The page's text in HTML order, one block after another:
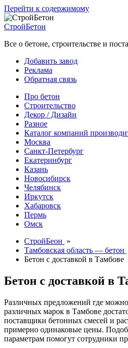
Перейти к содержимому
СтройБетон
Все о бетоне, строительстве и
Добавить завод
Реклама
Обратная связь
Про бетон
Строительство
Декор / Дизайн
Разное
Каталог компаний
Москва
Санкт-Петербург
Екатеринбург
Казань
Новосибирск
Челябинск
Иркутск
Хабаровск
Пермь
Омск
СтройБеон »
Тамбовская область — бетон
Бетон с доставкой в Тамбове
Бетон с доставкой в
Различных предложений где
различных марок в Тамбове
поставщики бетонных смесей и
примерно одинаковые цены.
параметрам помогут сотрудники